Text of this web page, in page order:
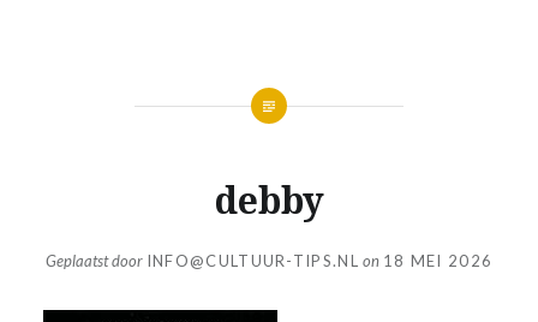
debby
Geplaatst door INFO@CULTUUR-TIPS.NL on 18 MEI 2026